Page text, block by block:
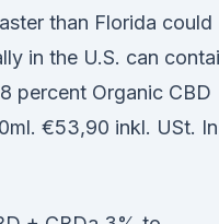
than Florida could
in the U.S. can
percent Organic CBD
€53,90 inkl. USt. In